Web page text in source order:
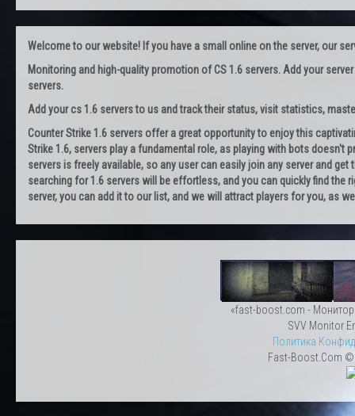
Welcome to our website! If you have a small online on the server, our
Monitoring and high-quality promotion of CS 1.6 servers. Add your
servers.
Add your cs 1.6 servers to us and track their status, visit statistics,
Counter Strike 1.6 servers offer a great opportunity to enjoy this
Strike 1.6, servers play a fundamental role, as playing with bots
servers is freely available, so any user can easily join any server and
searching for 1.6 servers will be effortless, and you can quickly find
server, you can add it to our list, and we will attract players for you, as
«fast-boost.com -
SVV Monitor
Политика
Fast-Boost.Com